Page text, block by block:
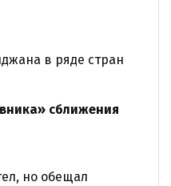
в ряде стран
сближения
но обещал